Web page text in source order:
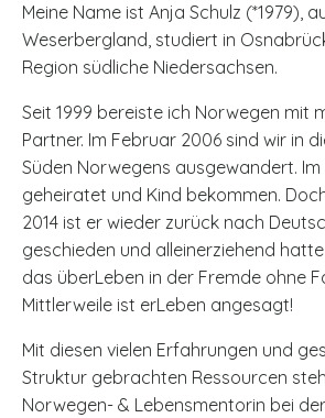
Meine Name ist Anja Schulz (*1979),
Weserbergland, studiert in
Region südliche Niedersachsen.
Seit 1999 bereiste ich Norwegen mit
Partner. Im Februar 2006 sind wir in
Süden Norwegens ausgewandert.
geheiratet und Kind bekommen.
2014 ist er wieder zurück nach
geschieden und alleinerziehend
das überLeben in der Fremde ohne
Mittlerweile ist erLeben angesagt!
Mit diesen vielen Erfahrungen und
Struktur gebrachten Ressourcen
Norwegen- & Lebensmentorin bei